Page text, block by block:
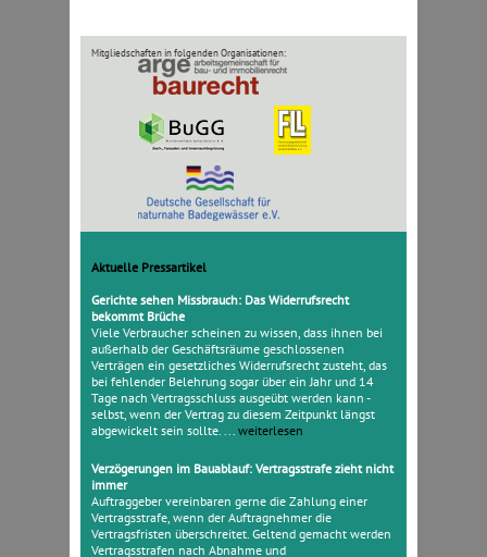
Mitgliedschaften in folgenden Organisationen:
Aktuelle Pressartikel
Gerichte sehen Missbrauch: Das Widerrufsrecht
bekommt Brüche
Viele Verbraucher scheinen zu wissen, dass ihnen bei
außerhalb der Geschäftsräume geschlossenen
Verträgen ein gesetzliches Widerrufsrecht zusteht, das
bei fehlender Belehrung sogar über ein Jahr und 14
Tage nach Vertragsschluss ausgeübt werden kann -
selbst, wenn der Vertrag zu diesem Zeitpunkt längst
abgewickelt sein sollte. ... weiterlesen
Verzögerungen im Bauablauf: Vertragsstrafe zieht nicht
immer
Auftraggeber vereinbaren gerne die Zahlung einer
Vertragsstrafe, wenn der Auftragnehmer die
Vertragsfristen überschreitet. Geltend gemacht werden
Vertragsstrafen nach Abnahme und